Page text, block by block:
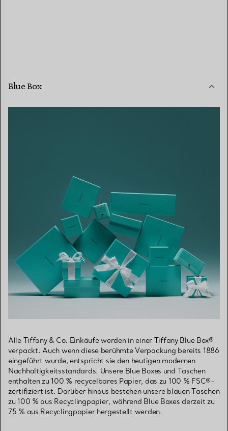
Blue Box
Alle Tiffany & Co. Einkäufe werden in einer Tiffany Blue Box®
verpackt. Auch wenn diese berühmte Verpackung bereits 1886
eingeführt wurde, entspricht sie den heutigen modernen
Nachhaltigkeitsstandards. Unsere Blue Boxes und Taschen
enthalten zu 100 % recycelbares Papier, das zu 100 % FSC®-
zertifiziert ist. Darüber hinaus bestehen unsere blauen Taschen
zu 100 % aus Recyclingpapier, während Blue Boxes derzeit zu
75 % aus Recyclingpapier hergestellt werden.